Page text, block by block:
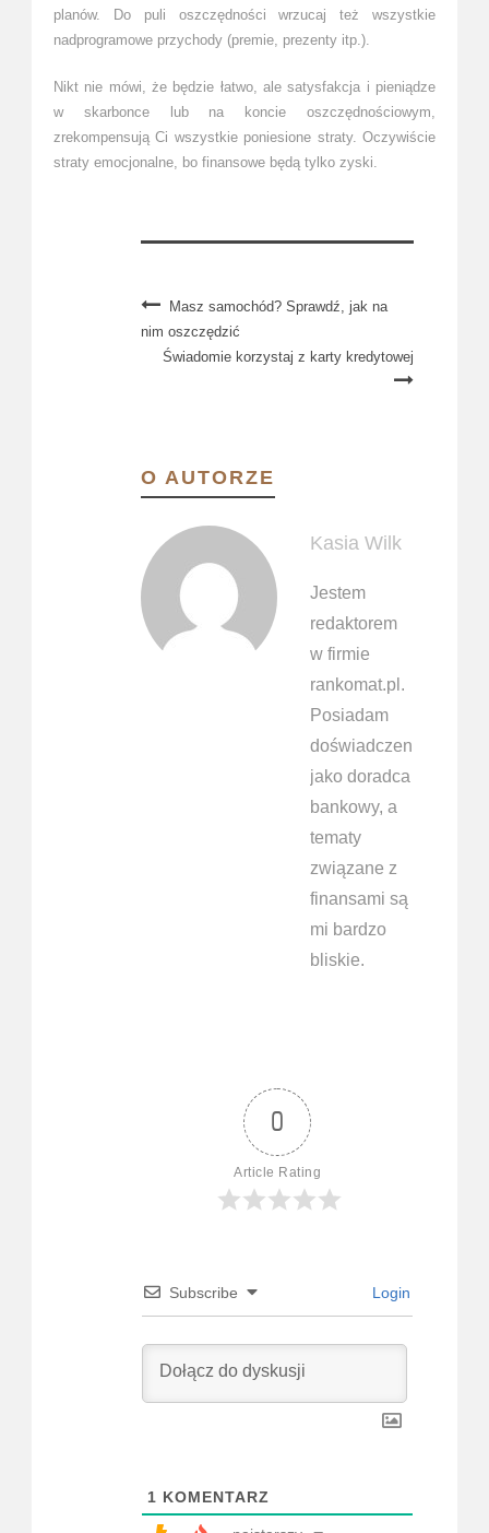
planów. Do puli oszczędności wrzucaj też wszystkie
nadprogramowe przychody (premie, prezenty itp.).
Nikt nie mówi, że będzie łatwo, ale satysfakcja i pieniądze
w skarbonce lub na koncie oszczędnościowym,
zrekompensują Ci wszystkie poniesione straty. Oczywiście
straty emocjonalne, bo finansowe będą tylko zyski.
Masz samochód? Sprawdź, jak na
nim oszczędzić
Świadomie korzystaj z karty kredytowej
O AUTORZE
Kasia Wilk
Jestem
redaktorem
w firmie
rankomat.pl.
Posiadam
doświadczenie
jako doradca
bankowy, a
tematy
związane z
finansami są
mi bardzo
bliskie.
0
Article Rating
Subscribe Login
1 KOMENTARZ